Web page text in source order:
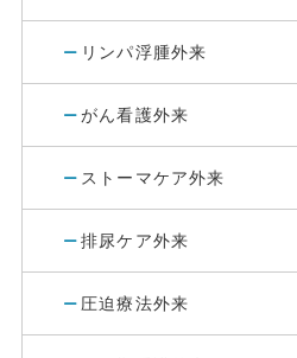
リンパ浮腫外来
がん看護外来
ストーマケア外来
排尿ケア外来
圧迫療法外来